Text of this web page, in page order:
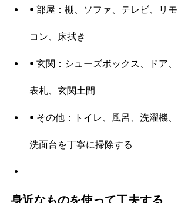
• 部屋：棚、ソファ、テレビ、リモ
コン、床拭き
• 玄関：シューズボックス、ドア、
表札、玄関土間
• その他：トイレ、風呂、洗濯機、
洗面台を丁寧に掃除する
身近なものを使って工夫する